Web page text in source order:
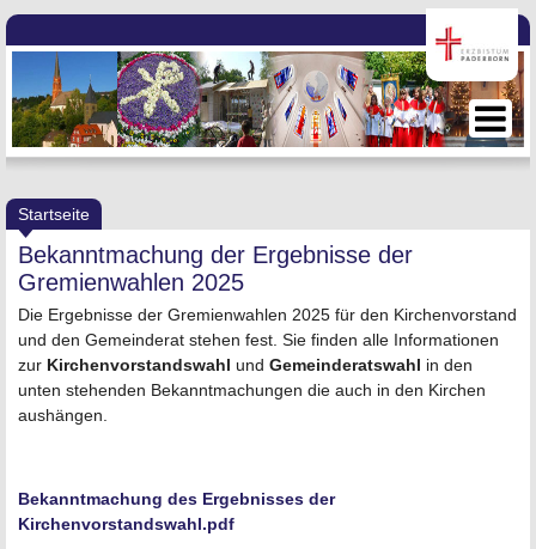
Startseite
Bekanntmachung der Ergebnisse der
Gremienwahlen 2025
Die Ergebnisse der Gremienwahlen 2025 für den Kirchenvorstand
und den Gemeinderat stehen fest. Sie finden alle Informationen
zur Kirchenvorstandswahl und Gemeinderatswahl in den
unten stehenden Bekanntmachungen die auch in den Kirchen
aushängen.
Bekanntmachung des Ergebnisses der
Kirchenvorstandswahl.pdf